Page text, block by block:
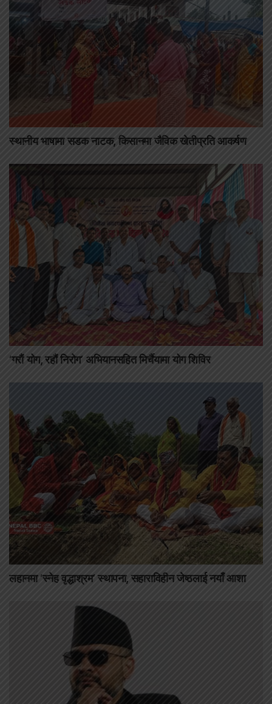
स्थानीय भाषामा सडक नाटक, किसानमा जैविक खेतीप्रति आकर्षण
‘गरौं योग, रहौं निरोग’ अभियानसहित मिर्चैयामा योग शिविर
लहानमा ‘स्नेह वृद्धाश्रम’ स्थापना, सहाराविहीन जेष्ठलाई नयाँ आशा